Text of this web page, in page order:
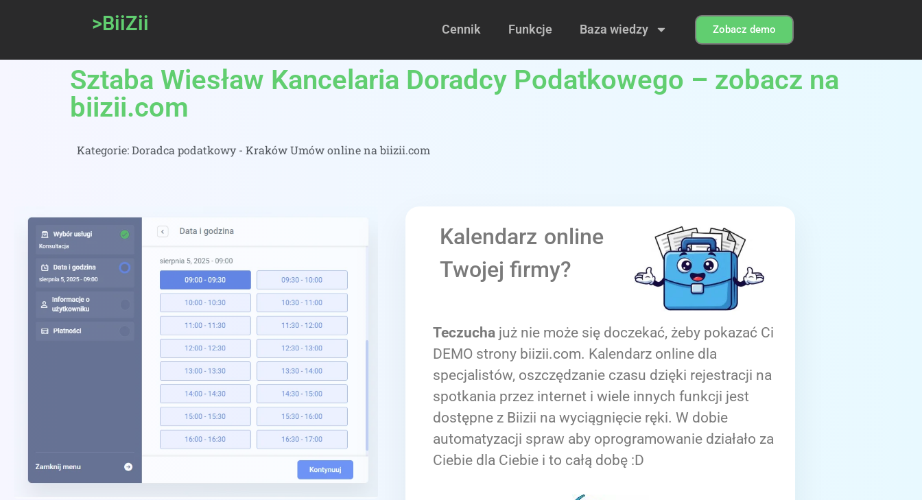
>BiiZii Cennik Funkcje Baza wiedzy Zobacz demo
Sztaba Wiesław Kancelaria Doradcy Podatkowego – zobacz na
biizii.com
Kategorie:Doradca podatkowy - Kraków Umów online na biizii.com
Kalendarz online
Twojej firmy?
Teczucha już nie może się doczekać, żeby pokazać Ci
DEMO strony biizii.com. Kalendarz online dla
specjalistów, oszczędzanie czasu dzięki rejestracji na
spotkania przez internet i wiele innych funkcji jest
dostępne z Biizii na wyciągnięcie ręki. W dobie
automatyzacji spraw aby oprogramowanie działało za
Ciebie dla Ciebie i to całą dobę :D